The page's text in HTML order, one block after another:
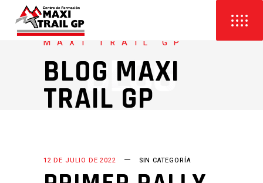
MAXI TRAIL GP
BLOG MAXI
TRAIL GP
12 DE JULIO DE 2022 SIN CATEGORÍA